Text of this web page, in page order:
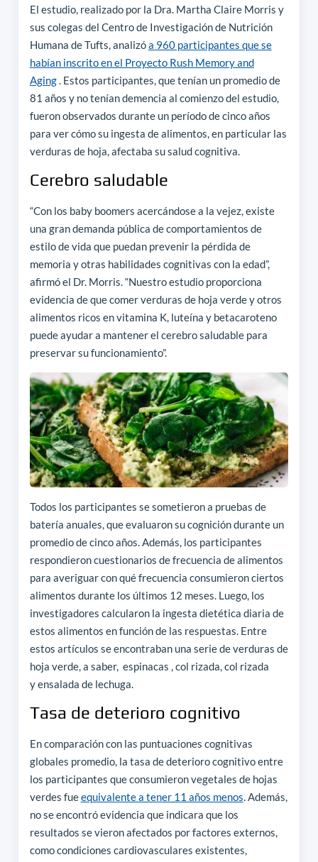
El estudio, realizado por la Dra. Martha Claire Morris y
sus colegas del Centro de Investigación de Nutrición
Humana de Tufts, analizóa 960 participantes que se
habían inscrito en el Proyecto Rush Memory and
Aging. Estos participantes, que tenían un promedio de
81 años y no tenían demencia al comienzo del estudio,
fueron observados durante un período de cinco años
para ver cómo su ingesta de alimentos, en particular las
verduras de hoja, afectaba su salud cognitiva.
Cerebro saludable
“Con los baby boomers acercándose a la vejez, existe
una gran demanda pública de comportamientos de
estilo de vida que puedan prevenir la pérdida de
memoria y otras habilidades cognitivas con la edad”,
afirmó el Dr. Morris. “Nuestro estudio proporciona
evidencia de que comer verduras de hoja verde y otros
alimentos ricos en vitamina K, luteína y betacaroteno
puede ayudar a mantener el cerebro saludable para
preservar su funcionamiento”.
Todos los participantes se sometieron a pruebas de
batería anuales, que evaluaron su cognición durante un
promedio de cinco años. Además, los participantes
respondieron cuestionarios de frecuencia de alimentos
para averiguar con qué frecuencia consumieron ciertos
alimentos durante los últimos 12 meses. Luego, los
investigadores calcularon la ingesta dietética diaria de
estos alimentos en función de las respuestas. Entre
estos artículos se encontraban una serie de verduras de
hoja verde, a saber, espinacas , col rizada, col rizada
y ensalada de lechuga.
Tasa de deterioro cognitivo
En comparación con las puntuaciones cognitivas
globales promedio, la tasa de deterioro cognitivo entre
los participantes que consumieron vegetales de hojas
verdes fueequivalente a tener 11 años menos. Además,
no se encontró evidencia que indicara que los
resultados se vieron afectados por factores externos,
como condiciones cardiovasculares existentes,